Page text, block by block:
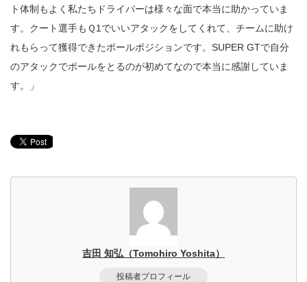
ト体制もよく私たちドライバーは様々な面で本当に助かっていま
す。クート選手もＱ1でいいアタックをしてくれて、チームに助け
れもらって獲得できたポールポジションです。SUPER GTで自分
のアタックでポールをとるのが初めてなので本当に感謝していま
す。」
吉田 知弘（Tomohiro Yoshita）
投稿者プロフィール